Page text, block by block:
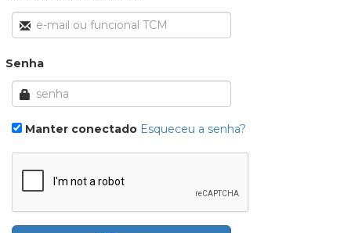
Senha
Manter conectado Esqueceu a senha?